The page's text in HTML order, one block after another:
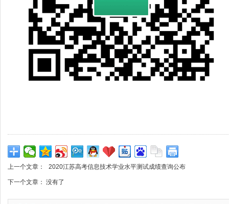
上一个文章： 2020江苏高考信息技术学业水平测试成绩查询公布
下一个文章： 没有了